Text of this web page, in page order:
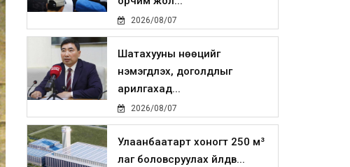
2026/08/07
Шатахууны нөөцийг
нэмэгдүүлэх, доголдлыг
арилгахад...
2026/08/07
Улаанбаатарт хоногт 250 м³
лаг боловсруулах үйлдв...